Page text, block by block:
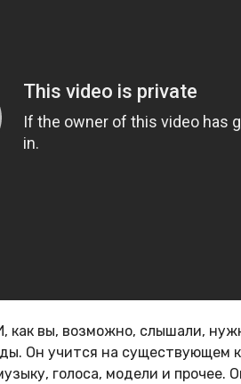
как вы, возможно, слышали,
Он учится на существующем
голоса, модели и